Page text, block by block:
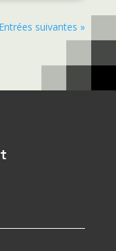
Entrées suivantes »